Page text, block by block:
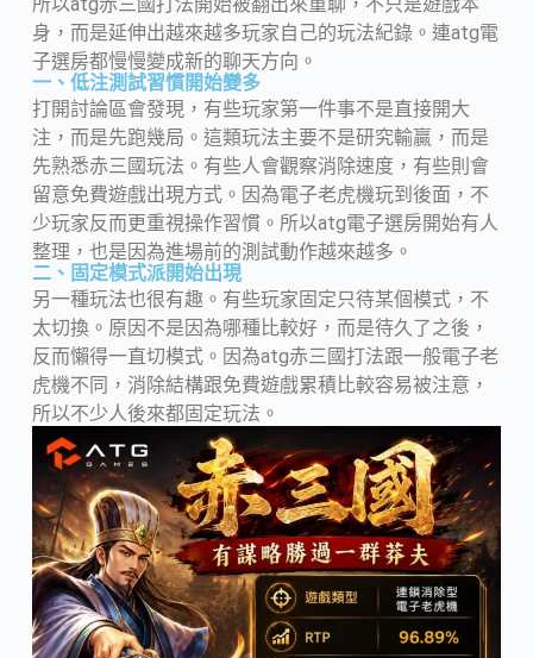
身，而是延伸出越來越多玩家自己的玩法紀錄。連atg電
子選房都慢慢變成新的聊天方向。
一、低注測試習慣開始變多
打開討論區會發現，有些玩家第一件事不是直接開大
注，而是先跑幾局。這類玩法主要不是研究輸贏，而是
先熟悉赤三國玩法。有些人會觀察消除速度，有些則會
留意免費遊戲出現方式。因為電子老虎機玩到後面，不
少玩家反而更重視操作習慣。所以atg電子選房開始有人
整理，也是因為進場前的測試動作越來越多。
二、固定模式派開始出現
另一種玩法也很有趣。有些玩家固定只待某個模式，不
太切換。原因不是因為哪種比較好，而是待久了之後，
反而懶得一直切模式。因為atg赤三國打法跟一般電子老
虎機不同，消除結構跟免費遊戲累積比較容易被注意，
所以不少人後來都固定玩法。